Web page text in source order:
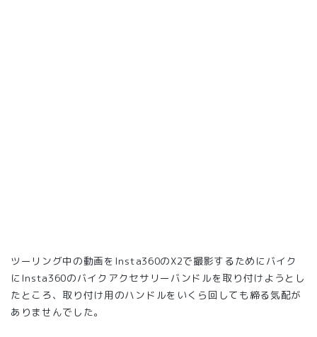
ツーリング中の動画をInsta360のX2で撮影するためにバイク
にInsta360のバイクアクセサリーバンドルを取り付けようとし
たところ、取り付け用のハンドルをいくら回しても締る気配が
ありませんでした。